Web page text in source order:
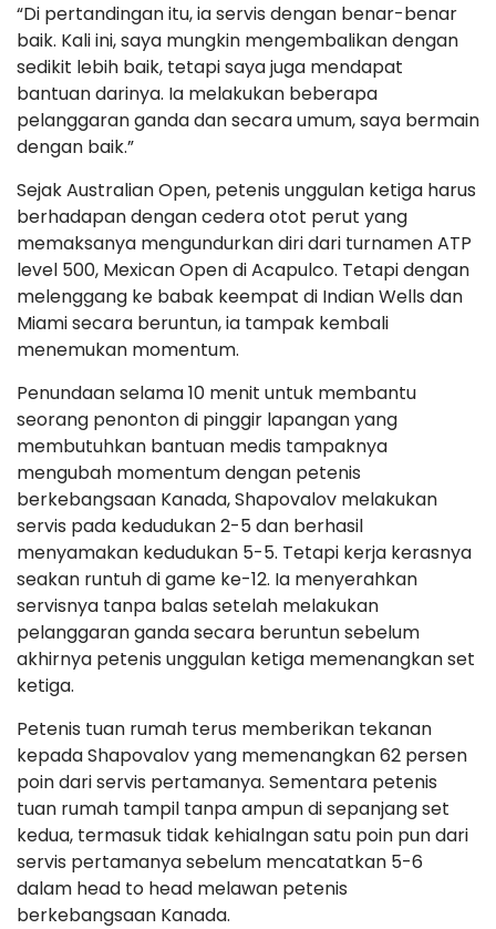
“Di pertandingan itu, ia servis dengan benar-benar
baik. Kali ini, saya mungkin mengembalikan dengan
sedikit lebih baik, tetapi saya juga mendapat
bantuan darinya. Ia melakukan beberapa
pelanggaran ganda dan secara umum, saya bermain
dengan baik.”
Sejak Australian Open, petenis unggulan ketiga harus
berhadapan dengan cedera otot perut yang
memaksanya mengundurkan diri dari turnamen ATP
level 500, Mexican Open di Acapulco. Tetapi dengan
melenggang ke babak keempat di Indian Wells dan
Miami secara beruntun, ia tampak kembali
menemukan momentum.
Penundaan selama 10 menit untuk membantu
seorang penonton di pinggir lapangan yang
membutuhkan bantuan medis tampaknya
mengubah momentum dengan petenis
berkebangsaan Kanada, Shapovalov melakukan
servis pada kedudukan 2-5 dan berhasil
menyamakan kedudukan 5-5. Tetapi kerja kerasnya
seakan runtuh di game ke-12. Ia menyerahkan
servisnya tanpa balas setelah melakukan
pelanggaran ganda secara beruntun sebelum
akhirnya petenis unggulan ketiga memenangkan set
ketiga.
Petenis tuan rumah terus memberikan tekanan
kepada Shapovalov yang memenangkan 62 persen
poin dari servis pertamanya. Sementara petenis
tuan rumah tampil tanpa ampun di sepanjang set
kedua, termasuk tidak kehialngan satu poin pun dari
servis pertamanya sebelum mencatatkan 5-6
dalam head to head melawan petenis
berkebangsaan Kanada.